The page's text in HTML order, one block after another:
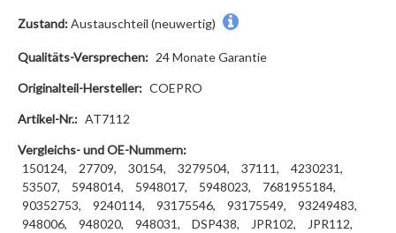
Zustand:Austauschteil (neuwertig)
Qualitäts-Versprechen: 24 Monate Garantie
Originalteil-Hersteller: COEPRO
Artikel-Nr.: AT7112
Vergleichs- und OE-Nummern:
150124,
27709, 30154, 3279504, 37111,
4230231,
53507,
5948014, 5948017, 5948023,
7681955184,
90352753,
9240114, 93175546, 93175549,
93249483,
948006,
948020, 948031, DSP438, JPR102,
JPR112,